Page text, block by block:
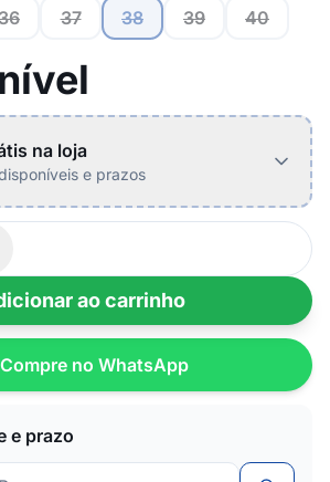
37 38 39 40
na loja
e prazos
ao carrinho
Compre no WhatsApp
e prazo